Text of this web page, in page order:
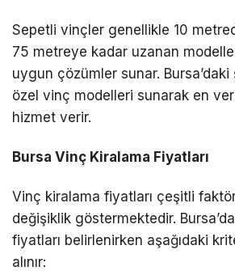
Sepetli vinçler genellikle 10
75 metreye kadar uzanan
uygun çözümler sunar.
özel vinç modelleri sunarak en
hizmet verir.
Bursa Vinç Kiralama Fiyatları
Vinç kiralama fiyatları çeşitli
değişiklik göstermektedir.
fiyatları belirlenirken aşağıdaki
alınır: